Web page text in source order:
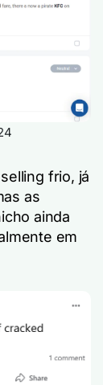
frio, já
as
ainda
em